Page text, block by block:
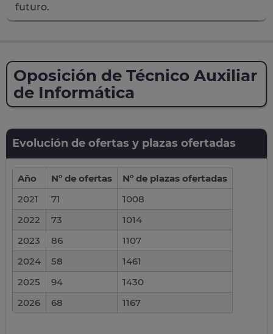
futuro.
Oposición de Técnico Auxiliar
de Informática
Evolución de ofertas y plazas ofertadas
Año Nº de ofertas
Nº de plazas ofertadas
2021
71
1008
2022
73
1014
2023
86
1107
2024
58
1461
2025
94
1430
2026
68 1167